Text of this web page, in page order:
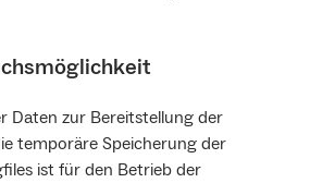
Daten zur Bereitstellung der
temporäre Speicherung der
ist für den Betrieb der